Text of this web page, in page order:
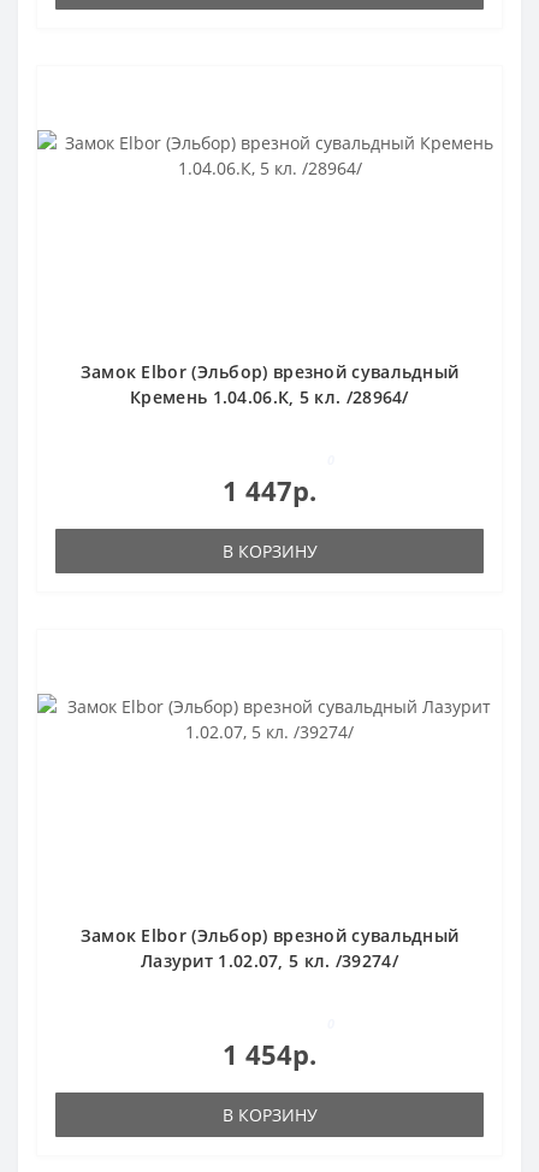
Замок Elbor (Эльбор) врезной сувальдный
Кремень 1.04.06.К, 5 кл. /28964/
1 447р.
В КОРЗИНУ
Замок Elbor (Эльбор) врезной сувальдный
Лазурит 1.02.07, 5 кл. /39274/
1 454р.
В КОРЗИНУ